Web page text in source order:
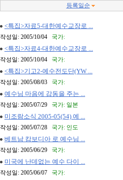
등록일순
<특집>자료5-대한예수교장로 ...
작성일: 2005/10/04 국가:
<특집>자료4-대한예수교장로 ...
작성일: 2005/10/04 국가:
<특집>기고2-예수전도단(YW ...
작성일: 2005/08/03 국가:
예수님 마음에 감동을 주는 ...
작성일: 2005/07/29 국가: 일본
미조람소식 2005-05(54) 예 ...
작성일: 2005/07/28 국가: 인도
베트남 캄보디아 로 예수님 ...
작성일: 2005/06/29 국가:
미국에 난데없는 예수 다이 ...
작성일: 2005/06/07 국가: